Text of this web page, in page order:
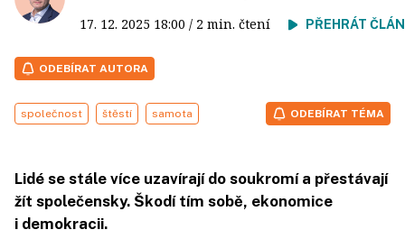
17. 12. 2025 18:00 / 2 min. čtení PŘEHRÁT
ODEBÍRAT AUTORA
společnost štěstí samota ODEBÍRAT TÉMA
Lidé se stále více uzavírají do soukromí a přestávají
žít společensky. Škodí tím sobě, ekonomice
i demokracii.